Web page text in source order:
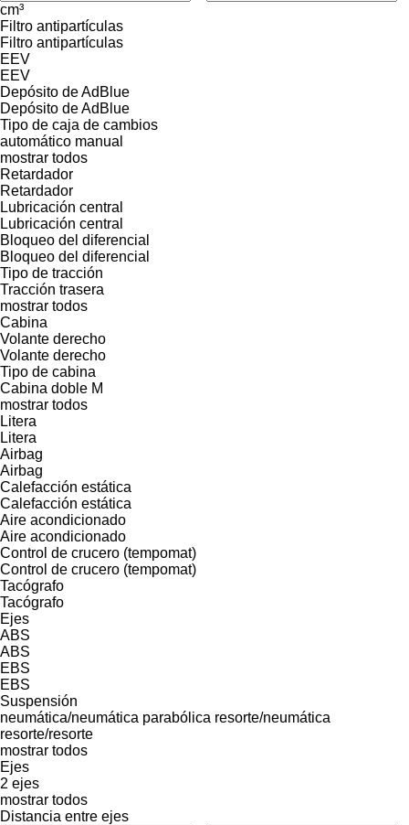
cm³
Filtro antipartículas
Filtro antipartículas
EEV
EEV
Depósito de AdBlue
Depósito de AdBlue
Tipo de caja de cambios
automático manual
mostrar todos
Retardador
Retardador
Lubricación central
Lubricación central
Bloqueo del diferencial
Bloqueo del diferencial
Tipo de tracción
Tracción trasera
mostrar todos
Cabina
Volante derecho
Volante derecho
Tipo de cabina
Cabina doble M
mostrar todos
Litera
Litera
Airbag
Airbag
Calefacción estática
Calefacción estática
Aire acondicionado
Aire acondicionado
Control de crucero (tempomat)
Control de crucero (tempomat)
Tacógrafo
Tacógrafo
Ejes
ABS
ABS
EBS
EBS
Suspensión
neumática/neumática parabólica resorte/neumática
resorte/resorte
mostrar todos
Ejes
2 ejes
mostrar todos
Distancia entre ejes